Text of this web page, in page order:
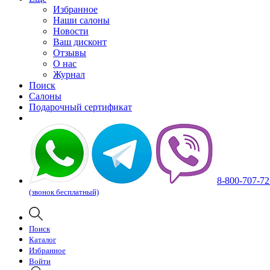
Избранное
Наши салоны
Новости
Ваш дисконт
Отзывы
О нас
Журнал
Поиск
Салоны
Подарочный сертификат
8-800-707-
(звонок бесплатный)
Поиск
Каталог
Избранное
Войти